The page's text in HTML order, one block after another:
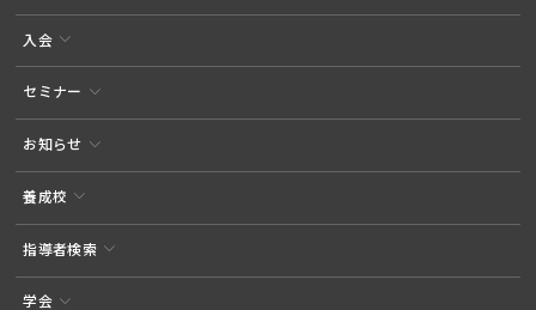
入会
セミナー
お知らせ
養成校
指導者検索
学会